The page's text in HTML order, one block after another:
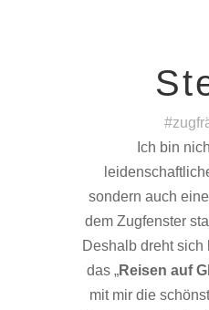
Ich bin
sondern auch
dem Zugfenster
Deshalb dreht
das „Reisen auf
mit mir die